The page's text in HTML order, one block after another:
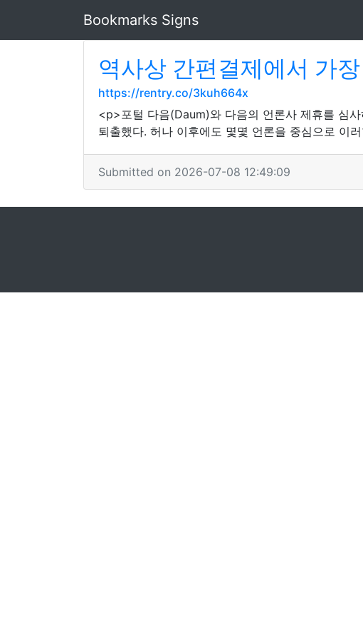
Bookmarks Signs
역사상 간편결제에서 가
https://rentry.co/3kuh664x
<p>포털 다음(Daum)와 다음의 언론사 제휴를 심
퇴출했다. 허나 이후에도 몇몇 언론을 중심으로 이
Submitted on 2026-07-08 12:49:09